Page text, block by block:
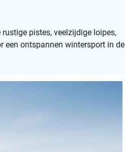
pistes, veelzijdige loipes,
een ontspannen wintersport in de